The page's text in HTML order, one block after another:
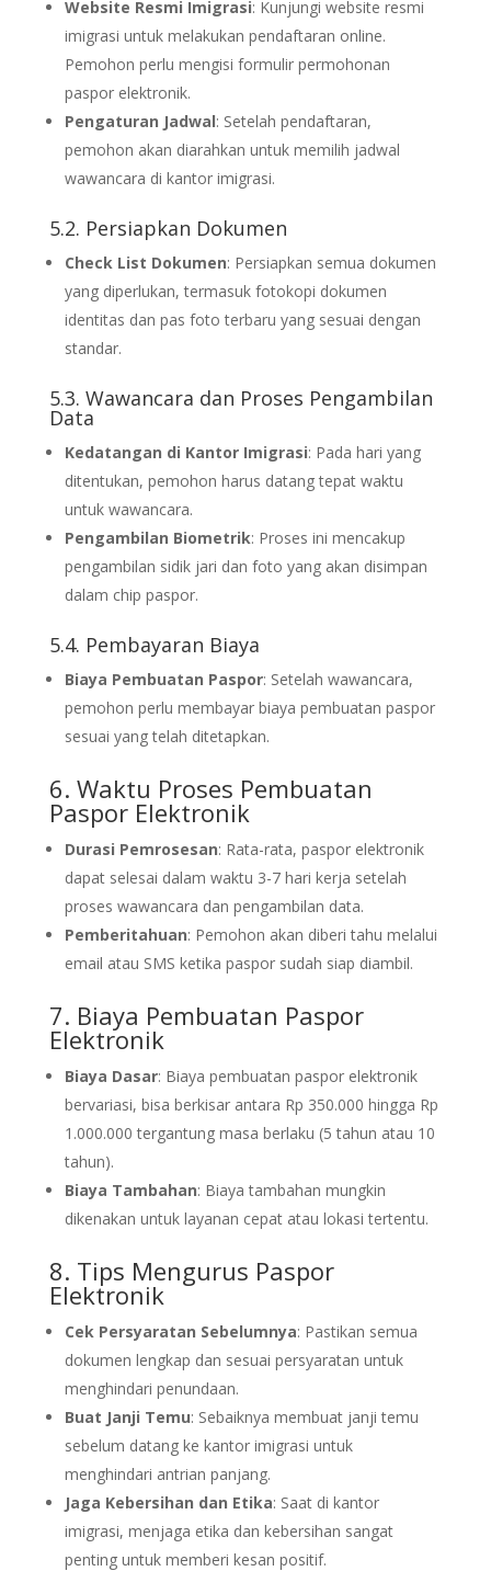
Website Resmi Imigrasi: Kunjungi website resmi
imigrasi untuk melakukan pendaftaran online.
Pemohon perlu mengisi formulir permohonan
paspor elektronik.
Pengaturan Jadwal: Setelah pendaftaran,
pemohon akan diarahkan untuk memilih jadwal
wawancara di kantor imigrasi.
5.2. Persiapkan Dokumen
Check List Dokumen: Persiapkan semua dokumen
yang diperlukan, termasuk fotokopi dokumen
identitas dan pas foto terbaru yang sesuai dengan
standar.
5.3. Wawancara dan Proses Pengambilan
Data
Kedatangan di Kantor Imigrasi: Pada hari yang
ditentukan, pemohon harus datang tepat waktu
untuk wawancara.
Pengambilan Biometrik: Proses ini mencakup
pengambilan sidik jari dan foto yang akan disimpan
dalam chip paspor.
5.4. Pembayaran Biaya
Biaya Pembuatan Paspor: Setelah wawancara,
pemohon perlu membayar biaya pembuatan paspor
sesuai yang telah ditetapkan.
6. Waktu Proses Pembuatan
Paspor Elektronik
Durasi Pemrosesan: Rata-rata, paspor elektronik
dapat selesai dalam waktu 3-7 hari kerja setelah
proses wawancara dan pengambilan data.
Pemberitahuan: Pemohon akan diberi tahu melalui
email atau SMS ketika paspor sudah siap diambil.
7. Biaya Pembuatan Paspor
Elektronik
Biaya Dasar: Biaya pembuatan paspor elektronik
bervariasi, bisa berkisar antara Rp 350.000 hingga Rp
1.000.000 tergantung masa berlaku (5 tahun atau 10
tahun).
Biaya Tambahan: Biaya tambahan mungkin
dikenakan untuk layanan cepat atau lokasi tertentu.
8. Tips Mengurus Paspor
Elektronik
Cek Persyaratan Sebelumnya: Pastikan semua
dokumen lengkap dan sesuai persyaratan untuk
menghindari penundaan.
Buat Janji Temu: Sebaiknya membuat janji temu
sebelum datang ke kantor imigrasi untuk
menghindari antrian panjang.
Jaga Kebersihan dan Etika: Saat di kantor
imigrasi, menjaga etika dan kebersihan sangat
penting untuk memberi kesan positif.